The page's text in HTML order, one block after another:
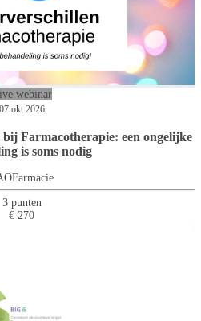
webinar
07 okt 2026
bij Farmacotherapie: een ongelijke
is soms nodig
3 punten
€ 270